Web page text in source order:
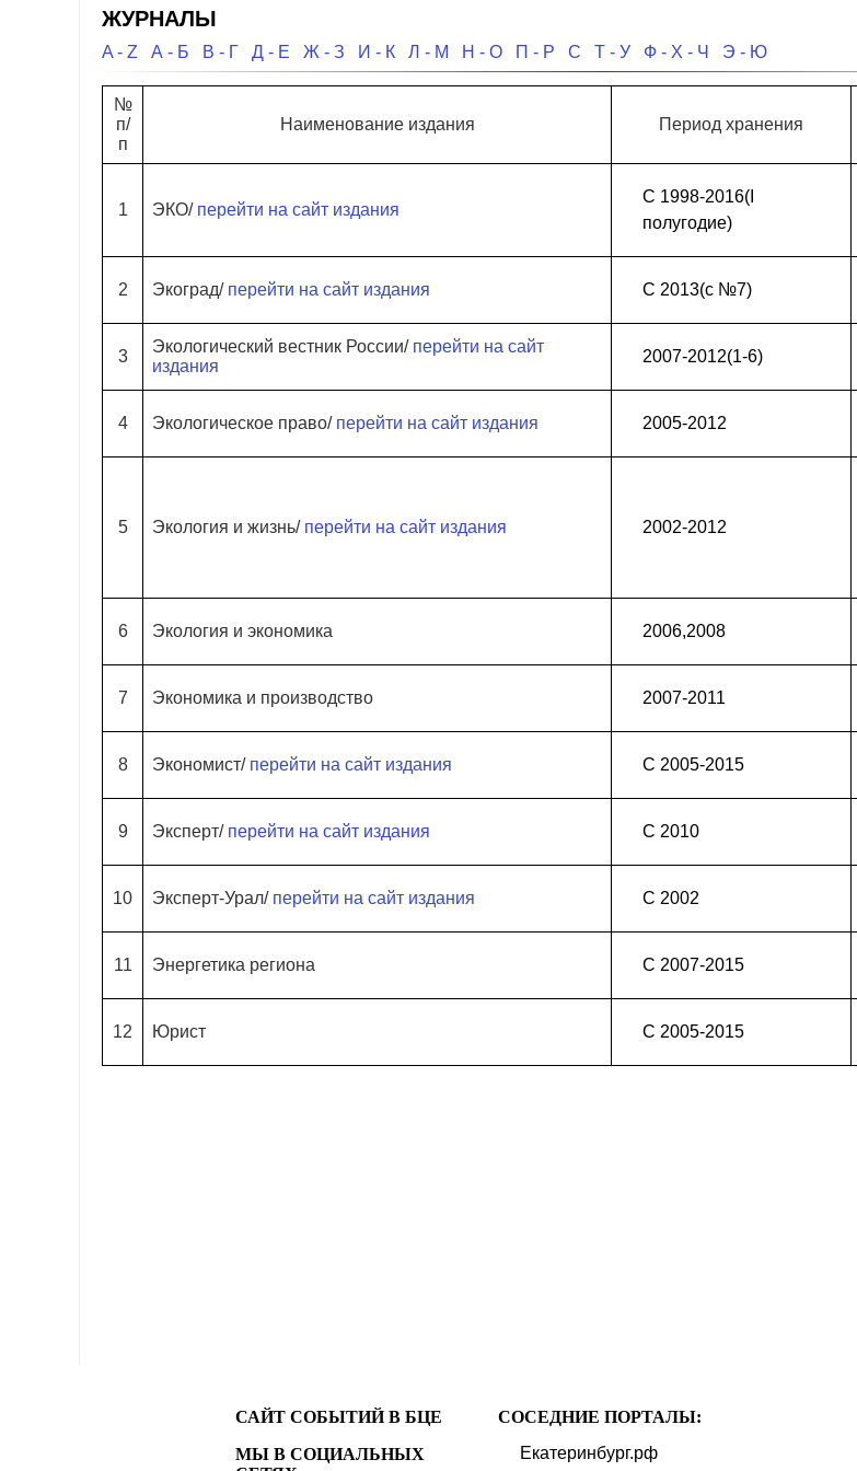
ЖУРНАЛЫ
A - Z А - Б В - Г Д - Е Ж - З И - К Л - М Н - О П - Р С Т - У Ф - Х - Ч Э - Ю
№
п/
п
Наименование издания Период хранения
1 ЭКО/ перейти на сайт издания
С 1998-2016(I
полугодие)
2 Экоград/ перейти на сайт издания С 2013(с №7)
3
Экологический вестник России/ перейти на сайт
издания
2007-2012(1-6)
4 Экологическое право/ перейти на сайт издания 2005-2012
5 Экология и жизнь/ перейти на сайт издания 2002-2012
6 Экология и экономика 2006,2008
7 Экономика и производство 2007-2011
8 Экономист/ перейти на сайт издания С 2005-2015
9 Эксперт/ перейти на сайт издания С 2010
10 Эксперт-Урал/ перейти на сайт издания С 2002
11 Энергетика региона С 2007-2015
12 Юрист С 2005-2015
САЙТ СОБЫТИЙ В БЦЕ
МЫ В СОЦИАЛЬНЫХ
СОСЕДНИЕ ПОРТАЛЫ:
Екатеринбург.рф